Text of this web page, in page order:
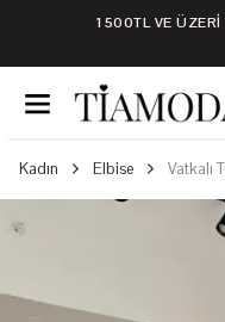
1500TL VE ÜZERİ
Kadın Elbise Vatkalı